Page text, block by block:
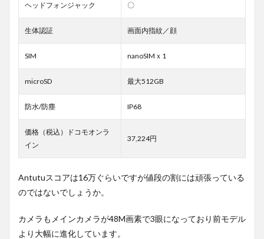
ヘッドフォンジャック 〇
生体認証 画面内指紋／顔
SIM nanoSIMｘ1
microSD 最大512GB
防水/防塵 IP68
価格（税込）ドコモオンラ
イン
37,224円
Antutuスコアは16万ぐらいですが値段の割には頑張っている
のではないでしょうか。
カメラもメインカメラが48M画素で3眼になっており前モデル
より大幅に進化しています。